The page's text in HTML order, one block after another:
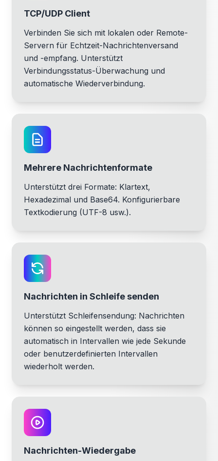
TCP/UDP Client
Verbinden Sie sich mit lokalen oder Remote-
Servern für Echtzeit-Nachrichtenversand
und -empfang. Unterstützt
Verbindungsstatus-Überwachung und
automatische Wiederverbindung.
Mehrere Nachrichtenformate
Unterstützt drei Formate: Klartext,
Hexadezimal und Base64. Konfigurierbare
Textkodierung (UTF-8 usw.).
Nachrichten in Schleife senden
Unterstützt Schleifensendung: Nachrichten
können so eingestellt werden, dass sie
automatisch in Intervallen wie jede Sekunde
oder benutzerdefinierten Intervallen
wiederholt werden.
Nachrichten-Wiedergabe